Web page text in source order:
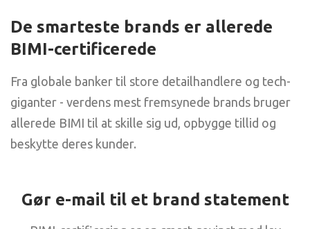
De smarteste brands er allerede
BIMI-certificerede
Fra globale banker til store detailhandlere og tech-
giganter - verdens mest fremsynede brands bruger
allerede BIMI til at skille sig ud, opbygge tillid og
beskytte deres kunder.
Gør e-mail til et brand statement